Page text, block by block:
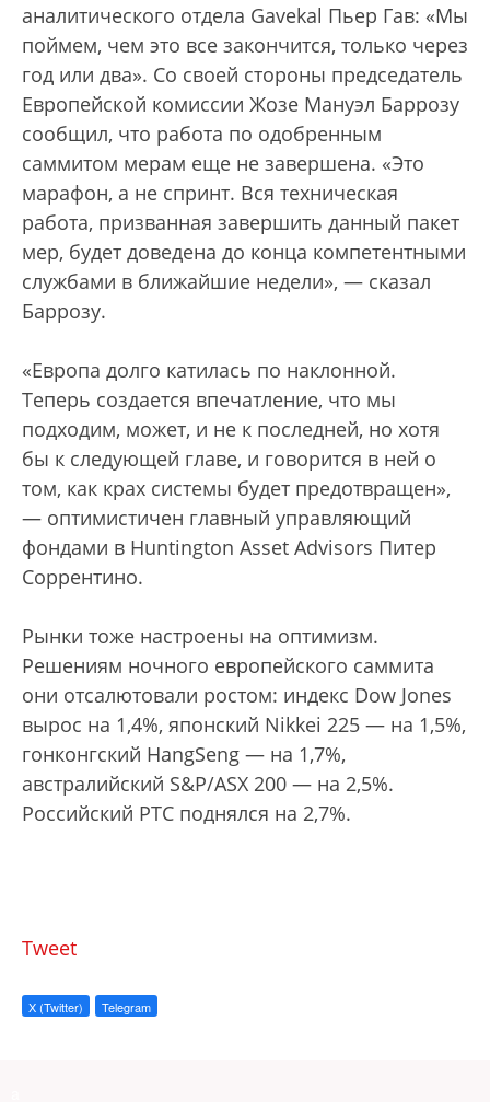
аналитического отдела Gavekal Пьер Гав: «Мы
поймем, чем это все закончится, только через
год или два». Со своей стороны председатель
Европейской комиссии Жозе Мануэл Баррозу
сообщил, что работа по одобренным
саммитом мерам еще не завершена. «Это
марафон, а не спринт. Вся техническая
работа, призванная завершить данный пакет
мер, будет доведена до конца компетентными
службами в ближайшие недели», — сказал
Баррозу.
«Европа долго катилась по наклонной.
Теперь создается впечатление, что мы
подходим, может, и не к последней, но хотя
бы к следующей главе, и говорится в ней о
том, как крах системы будет предотвращен»,
— оптимистичен главный управляющий
фондами в Huntington Asset Advisors Питер
Соррентино.
Рынки тоже настроены на оптимизм.
Решениям ночного европейского саммита
они отсалютовали ростом: индекс Dow Jones
вырос на 1,4%, японский Nikkei 225 — на 1,5%,
гонконгский HangSeng — на 1,7%,
австралийский S&P/ASX 200 — на 2,5%.
Российский РТС поднялся на 2,7%.
Tweet
X (Twitter) Telegram